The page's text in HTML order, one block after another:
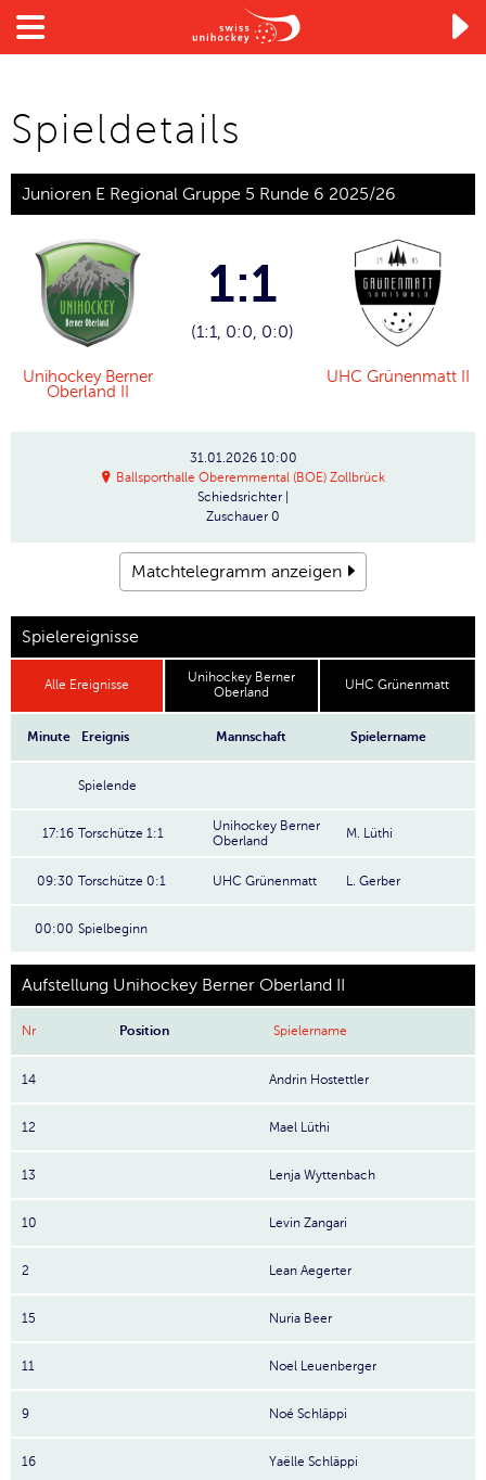

Spieldetails
Junioren E Regional Gruppe 5 Runde 6 2025/26
Unihockey Berner
Oberland II
1:1
(1:1, 0:0, 0:0)
UHC Grünenmatt II
31.01.2026 10:00
Ballsporthalle Oberemmental (BOE) Zollbrück
Schiedsrichter
Zuschauer 0
Matchtelegramm anzeigen
Spielereignisse
Alle Ereignisse
Unihockey Berner
Oberland
UHC Grünenmatt
Minute Ereignis Mannschaft Spielername
Spielende
17:16 Torschütze 1:1
Unihockey Berner
Oberland
M. Lüthi
09:30 Torschütze 0:1 UHC Grünenmatt L. Gerber
00:00 Spielbeginn
Aufstellung Unihockey Berner Oberland II
Nr Position Spielername
14 Andrin Hostettler
12 Mael Lüthi
13 Lenja Wyttenbach
10 Levin Zangari
2 Lean Aegerter
15 Nuria Beer
11 Noel Leuenberger
9 Noé Schläppi
16 Yaëlle Schläppi